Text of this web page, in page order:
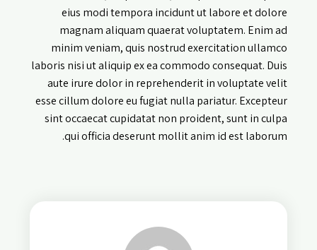
eius modi tempora incidunt ut labore et dolore
magnam aliquam quaerat voluptatem. Enim ad
minim veniam, quis nostrud exercitation ullamco
laboris nisi ut aliquip ex ea commodo consequat. Duis
aute irure dolor in reprehenderit in voluptate velit
esse cillum dolore eu fugiat nulla pariatur. Excepteur
sint occaecat cupidatat non proident, sunt in culpa
qui officia deserunt mollit anim id est laborum.